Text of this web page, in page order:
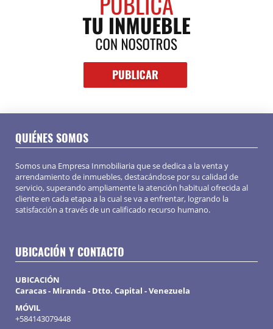
QUIÉNES SOMOS
Somos una Empresa Inmobiliaria que se dedica a la venta y
arrendamiento de inmuebles, destacándose por su calidad de
servicio, superando ampliamente la atención habitual ofrecida al
cliente en cada etapa a la cual se va a enfrentar, logrando la
satisfacción a través de un calificado recurso humano.
UBICACIÓN Y CONTACTO
UBICACIÓN
Caracas - Miranda - Dtto. Capital - Venezuela
MÓVIL
+584143079448